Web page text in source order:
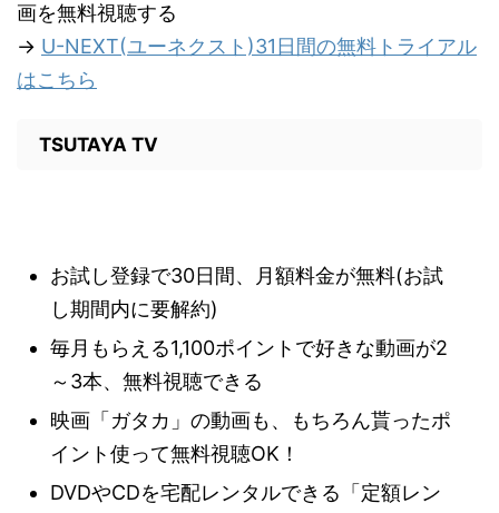
画を無料視聴する
→ U-NEXT(ユーネクスト)31日間の無料トライアル
はこちら
TSUTAYA TV
お試し登録で30日間、月額料金が無料(お試
し期間内に要解約)
毎月もらえる1,100ポイントで好きな動画が2
～3本、無料視聴できる
映画「ガタカ」の動画も、もちろん貰ったポ
イント使って無料視聴OK！
DVDやCDを宅配レンタルできる「定額レン